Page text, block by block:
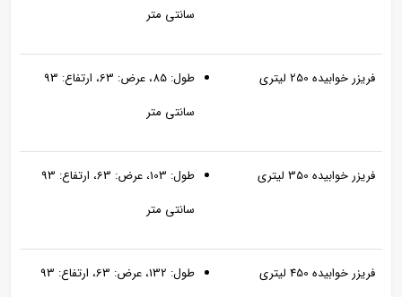
سانتی متر
فریزر خوابیده 250 لیتری
طول: 85، عرض: 63، ارتفاع: 93
سانتی متر
فریزر خوابیده 350 لیتری
طول: 103، عرض: 63، ارتفاع: 93
سانتی متر
فریزر خوابیده 450 لیتری
طول: 132، عرض: 63، ارتفاع: 93